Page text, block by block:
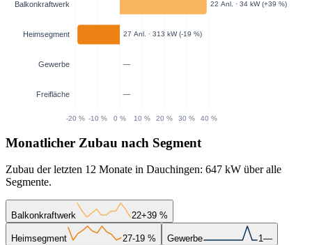
Monatlicher Zubau nach Segment
Zubau der letzten 12 Monate in Dauchingen: 647 kW über alle
Segmente.
Balkonkraftwerk 22+39 %
Heimsegment 27-19 % Gewerbe 1—